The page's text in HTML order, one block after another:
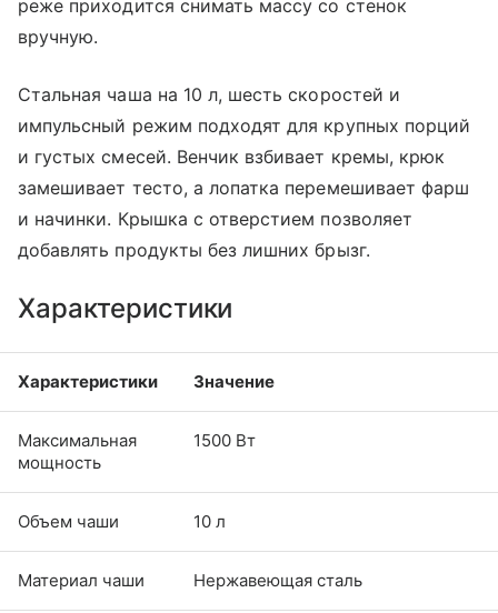
реже приходится снимать массу со стенок
вручную.
Стальная чаша на 10 л, шесть скоростей и
импульсный режим подходят для крупных порций
и густых смесей. Венчик взбивает кремы, крюк
замешивает тесто, а лопатка перемешивает фарш
и начинки. Крышка с отверстием позволяет
добавлять продукты без лишних брызг.
Характеристики
Характеристики Значение
Максимальная
мощность
1500 Вт
Объем чаши 10 л
Материал чаши Нержавеющая сталь